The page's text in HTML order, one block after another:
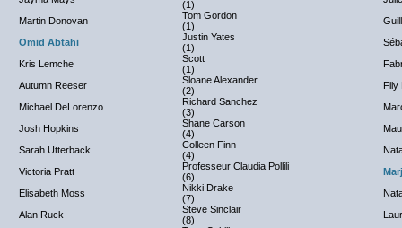
(1)
Martin Donovan
Tom Gordon
(1)
Omid Abtahi
Justin Yates
(1)
Kris Lemche
Scott
(1)
Autumn Reeser
Sloane Alexander
(2)
Fily
Michael DeLorenzo
Richard Sanchez
(3)
Josh Hopkins
Shane Carson
(4)
Sarah Utterback
Colleen Finn
(4)
Victoria Pratt
Professeur Claudia Pollili
(6)
Elisabeth Moss
Nikki Drake
(7)
Alan Ruck
Steve Sinclair
(8)